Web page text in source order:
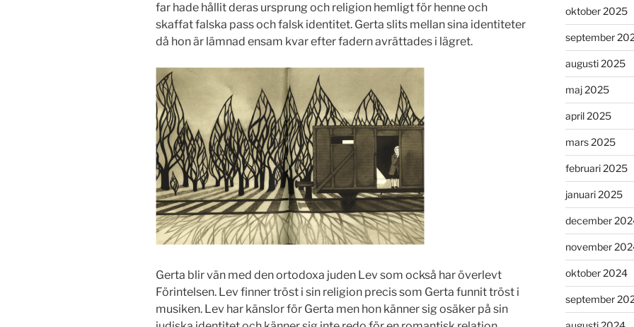
far hade hållit deras ursprung och religion hemligt för henne och
skaffat falska pass och falsk identitet. Gerta slits mellan sina identiteter
då hon är lämnad ensam kvar efter fadern avrättades i lägret.
Gerta blir vän med den ortodoxa juden Lev som också har överlevt
Förintelsen. Lev finner tröst i sin religion precis som Gerta funnit tröst i
musiken. Lev har känslor för Gerta men hon känner sig osäker på sin
oktober 2025
september
augusti 2025
maj 2025
april 2025
mars 2025
februari 2025
januari 2025
december
november
oktober 2024
september